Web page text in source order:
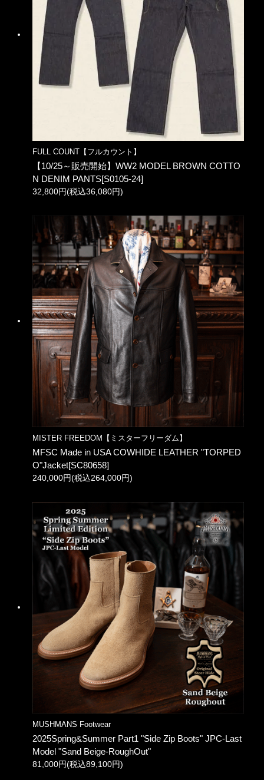
FULL COUNT【フルカウント】
【10/25～販売開始】WW2 MODEL BROWN COTTO
N DENIM PANTS[S0105-24]
32,800円(税込36,080円)
MISTER FREEDOM【ミスターフリーダム】
MFSC Made in USA COWHIDE LEATHER "TORPED
O"Jacket[SC80658]
240,000円(税込264,000円)
MUSHMANS Footwear
2025Spring&Summer Part1 "Side Zip Boots" JPC-Last
Model "Sand Beige-RoughOut"
81,000円(税込89,100円)